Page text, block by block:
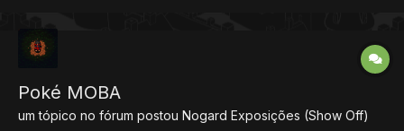
VOCÊ NA AÇÃO COM...
Poké MOBA
um tópico no fórum postou Nogard Exposições (Show Off)